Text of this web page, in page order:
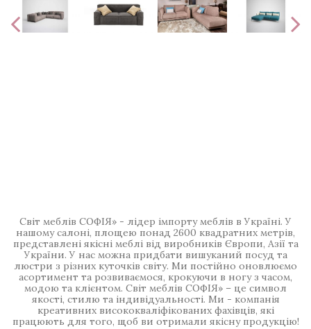
Світ меблів СОФІЯ» - лідер імпорту меблів в Україні. У
нашому салоні, площею понад 2600 квадратних метрів,
представлені якісні меблі від виробників Європи, Азії та
України. У нас можна придбати вишуканий посуд та
люстри з різних куточків світу. Ми постійно оновлюємо
асортимент та розвиваємося, крокуючи в ногу з часом,
модою та клієнтом. Світ меблів СОФІЯ» – це символ
якості, стилю та індивідуальності. Ми - компанія
креативних висококваліфікованих фахівців, які
працюють для того, щоб ви отримали якісну продукцію!